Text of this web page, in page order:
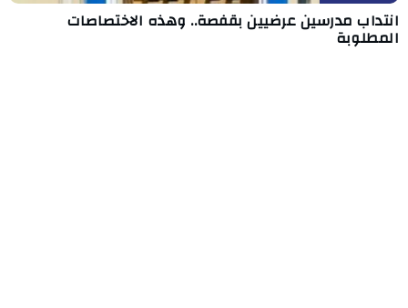
انتداب مدرسين عرضيين بقفصة.. وهذه الاختصاصات
المطلوبة